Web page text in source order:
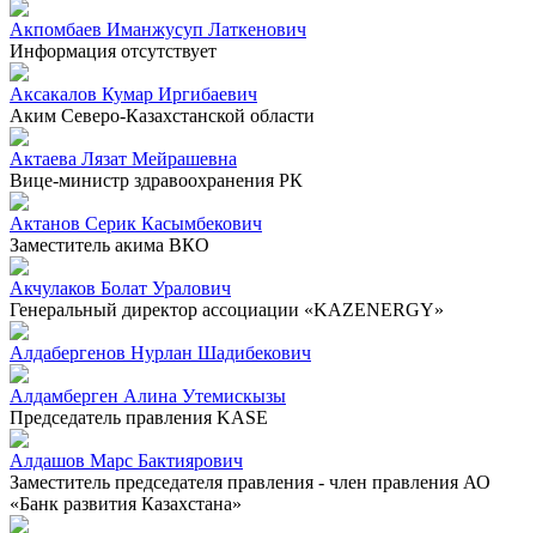
Акпомбаев Иманжусуп Латкенович
Информация отсутствует
Аксакалов Кумар Иргибаевич
Аким Северо-Казахстанской области
Актаева Лязат Мейрашевна
Вице-министр здравоохранения РК
Актанов Серик Касымбекович
Заместитель акима ВКО
Акчулаков Болат Уралович
Генеральный директор ассоциации «KAZENERGY»
Алдабергенов Нурлан Шадибекович
Алдамберген Алина Утемискызы
Председатель правления KASE
Алдашов Марс Бактиярович
Заместитель председателя правления - член правления АО
«Банк развития Казахстана»